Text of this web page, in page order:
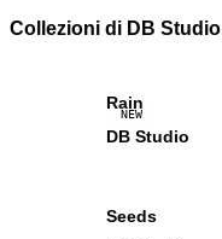
Collezioni di DB Studio
NEW
Rain
DB Studio
Seeds